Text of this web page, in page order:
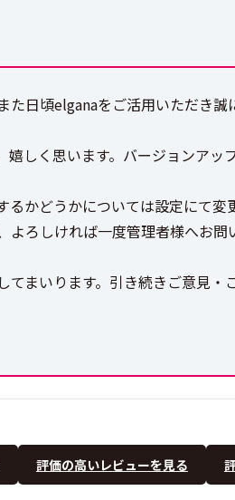
日頃elganaをご活用いただき誠
しく思います。バージョンア
かどうかについては設定にて
ろしければ一度管理者様へお問
まいります。引き続きご意見・
評価の高いレビューを見る